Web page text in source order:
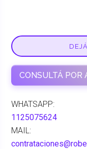
CONSULTÁ POR
WHATSAPP:
1125075624
MAIL: